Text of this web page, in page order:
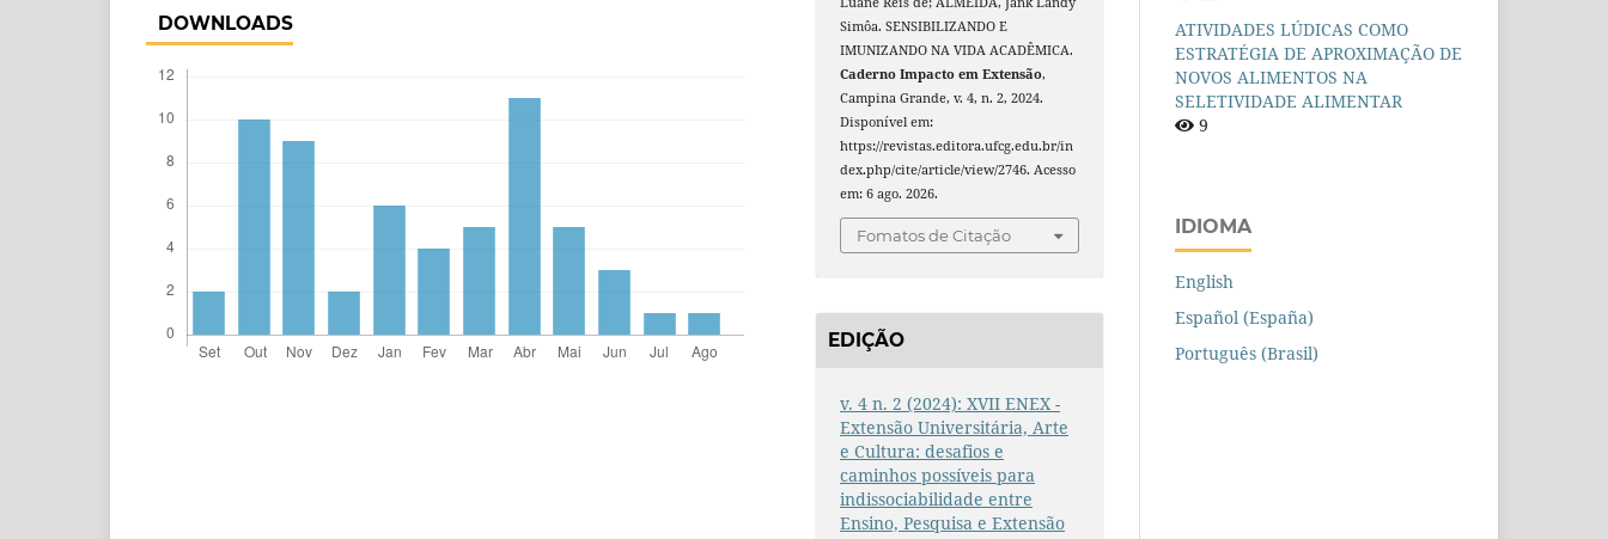
DOWNLOADS
Simôa. SENSIBILIZANDO E
IMUNIZANDO NA VIDA ACADÊMICA.
Caderno Impacto em Extensão,
Campina Grande, v. 4, n. 2, 2024.
Disponível em:
https://revistas.editora.ufcg.edu.br/in
dex.php/cite/article/view/2746. Acesso
em: 6 ago. 2026.
Fomatos de Citação
EDIÇÃO
v. 4 n. 2 (2024): XVII ENEX -
Extensão Universitária, Arte
e Cultura: desafios e
caminhos possíveis para
indissociabilidade entre
Ensino, Pesquisa e Extensão
ATIVIDADES LÚDICAS COMO
ESTRATÉGIA DE APROXIMAÇÃO DE
NOVOS ALIMENTOS NA
SELETIVIDADE ALIMENTAR
9
IDIOMA
English
Español (España)
Português (Brasil)